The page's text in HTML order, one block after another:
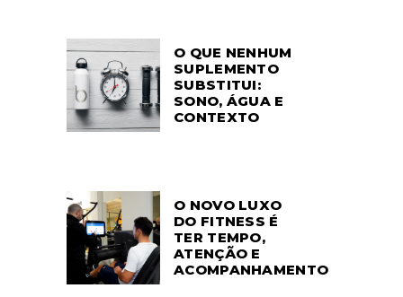
O QUE NENHUM
SUPLEMENTO
SUBSTITUI:
SONO, ÁGUA E
CONTEXTO
O NOVO LUXO
DO FITNESS É
TER TEMPO,
ATENÇÃO E
ACOMPANHAMENTO